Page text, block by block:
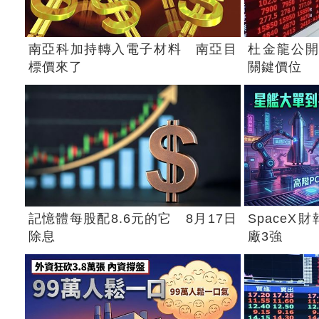
南亞科加持轉入電子材料 南亞目
標價來了
杜金龍公
關鍵價位
記憶體每股配8.6元的它 8月17日
除息
SpaceX
廠3強